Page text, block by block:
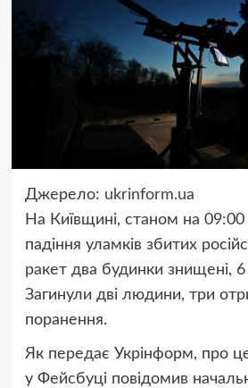
Джерело: ukrinform.ua
На Київщині, станом на
падіння уламків збитих
ракет два будинки знищені,
Загинули дві людини, три
поранення.
Як передає Укрінформ, про
у Фейсбуці повідомив